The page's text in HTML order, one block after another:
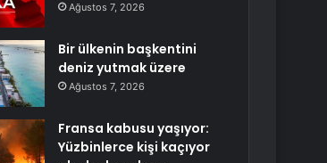
Ağustos 7, 2026
Bir ülkenin başkentini
deniz yutmak üzere
Ağustos 7, 2026
Fransa kabusu yaşıyor:
Yüzbinlerce kişi kaçıyor